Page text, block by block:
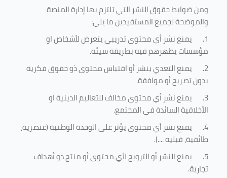
ومن ضوابط حقوق النشر التي تلتزم بها إدارة المنصة
والموضحة لجميع المستفيدين ما يلي:
1.
يمنع نشر أي محتوى تدريبي يتعرض لأشخاص او
مؤسسات يظهرهم فيه بطريقة سيئة.
2.
يمنع التعدي بنشر أو اقتباس محتوى ذو حقوق فكرية
بدون تصريح أو موافقة.
3.
يمنع نشر أي محتوى مخالف للتعاليم الدينية او
الأخلاقية السائدة في المجتمع.
4.
يمنع نشر أي محتوى يؤثر على الوحدة الوطنية (عنصرية،
طائفية، قبلية ....).
5.
يمنع النشر أو الترويج لأي محتوى أو منتج ذو أهداف
تجارية.